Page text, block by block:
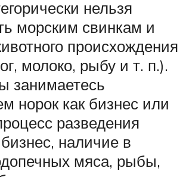
нельзя
морским свинкам и
происхождения
молоко, рыбу и т. п.).
занимаетесь
норок как бизнес или
разведения
наличие в
мяса, рыбы,